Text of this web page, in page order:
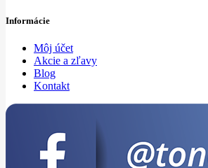
Informácie
Môj účet
Akcie a zľavy
Blog
Kontakt